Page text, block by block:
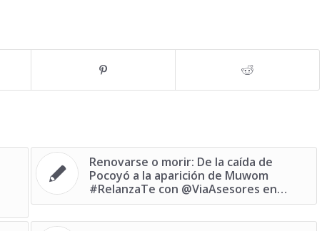
Renovarse o morir: De la caída de
Pocoyó a la aparición de Muwom
#RelanzaTe con @ViaAsesores en…